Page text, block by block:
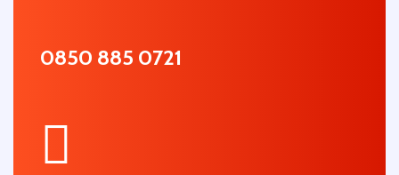
0850 885 0721